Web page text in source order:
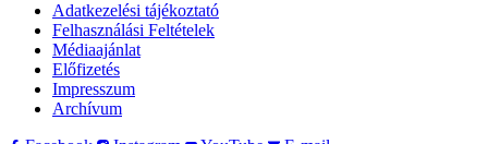
Adatkezelési tájékoztató
Felhasználási Feltételek
Médiaajánlat
Előfizetés
Impresszum
Archívum